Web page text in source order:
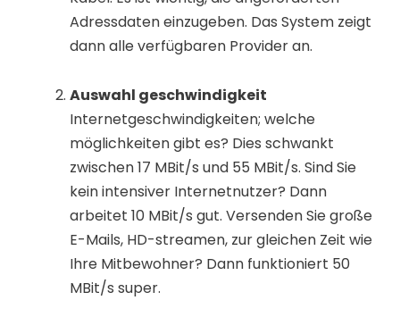
Adressdaten einzugeben. Das System zeigt
dann alle verfügbaren Provider an.
Auswahl geschwindigkeit
Internetgeschwindigkeiten; welche
möglichkeiten gibt es? Dies schwankt
zwischen 17 MBit/s und 55 MBit/s. Sind Sie
kein intensiver Internetnutzer? Dann
arbeitet 10 MBit/s gut. Versenden Sie große
E-Mails, HD-streamen, zur gleichen Zeit wie
Ihre Mitbewohner? Dann funktioniert 50
MBit/s super.